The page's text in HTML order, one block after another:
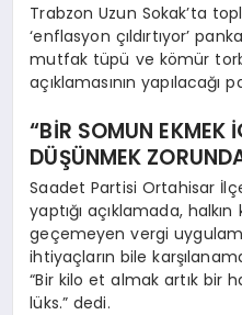
Trabzon Uzun Sokak’ta
‘enflasyon çıldırtıyor’
mutfak tüpü ve kömür
açıklamasının yapılacağı
“BİR SOMUN EKMEK
DÜŞÜNMEK
Saadet Partisi Ortahisar
yaptığı açıklamada,
geçemeyen vergi
ihtiyaçların bile
“Bir kilo et almak artık bir
lüks.” dedi.